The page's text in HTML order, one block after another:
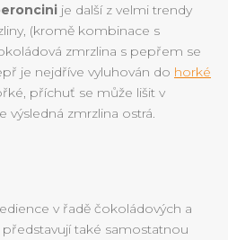
je další z velmi trendy
(kromě kombinace s
zmrzlina s pepřem se
je nejdříve vyluhován do horké
příchuť se může lišit v
výsledná zmrzlina ostrá.
v řadě čokoládových a
také samostatnou